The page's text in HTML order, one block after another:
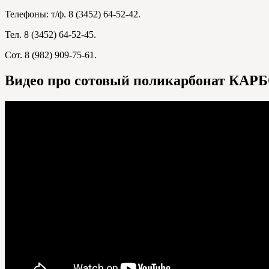
Телефоны: т/ф. 8 (3452) 64-52-42.
Тел. 8 (3452) 64-52-45.
Сот. 8 (982) 909-75-61.
Видео про сотовый поликарбонат